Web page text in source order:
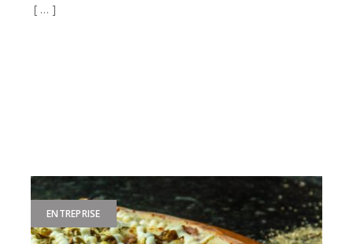
[ … ]
ENTREPRISE